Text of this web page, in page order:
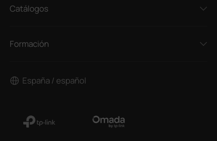
Catálogos
Formación
España / español